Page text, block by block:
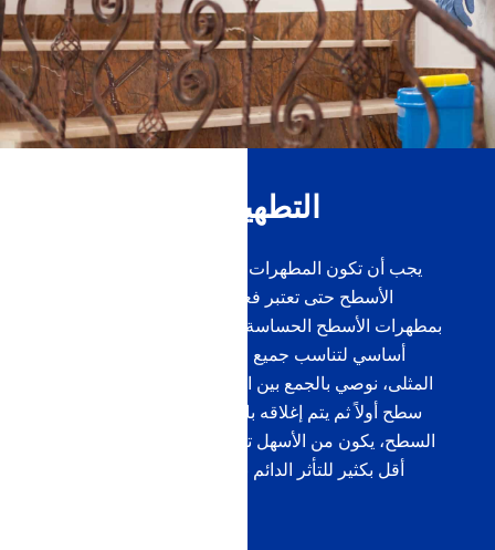
التطهير الأمثل للأسطح
يجب أن تكون المطهرات مصممة لمجموعة متنوعة من
الأسطح حتى تعتبر فعالة. ما هي التوصيات المتعلقة
بمطهرات الأسطح الحساسة؟ لقد تم تطوير منتجاتنا بشكل
أساسي لتناسب جميع الأسطح. للحصول على الحماية
المثلى، نوصي بالجمع بين التطهير
سطح أولاً ثم يتم إغلاقه بالزجاج السائل. من خلال إغلاق
السطح، يكون من الأسهل تنظيفه وصيانته ويتعرض لخطر
أقل بكثير للتأثر الدائم بالأوساخ أو الجسيمات الملوثة.